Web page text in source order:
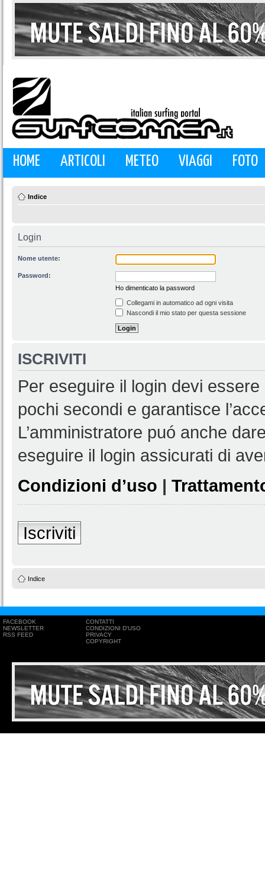
HOME ARTICOLI METEO VIAGGI FOTO
Indice
Login
Nome utente:
Password:
Ho dimenticato la password
Collegami in automatico ad ogni visita
Nascondi il mio stato per questa sessione
ISCRIVITI
Per eseguire il login devi
pochi secondi e garantisce
L’amministratore puó anche
eseguire il login assicurati di
Condizioni d’uso |
Iscriviti
Indice
FACEBOOK
NEWSLETTER
RSS FEED
CONTATTI
CONDIZIONI D'USO
PRIVACY
COPYRIGHT